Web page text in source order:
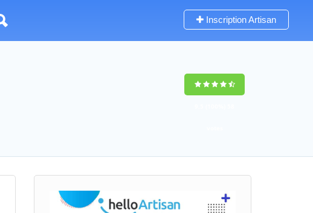
Inscription Artisan